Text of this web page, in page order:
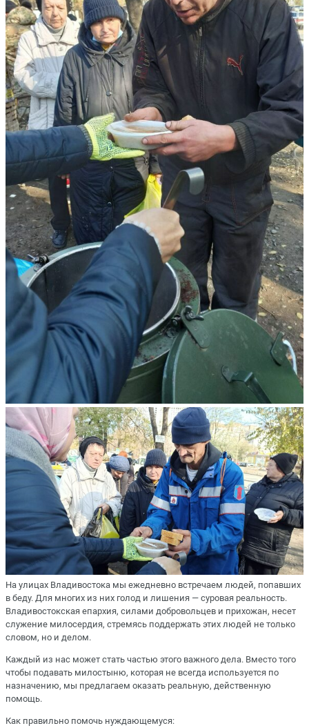
На улицах Владивостока мы ежедневно встречаем людей, попавших
в беду. Для многих из них голод и лишения — суровая реальность.
Владивостокская епархия, силами добровольцев и прихожан, несет
служение милосердия, стремясь поддержать этих людей не только
словом, но и делом.
Каждый из нас может стать частью этого важного дела. Вместо того
чтобы подавать милостыню, которая не всегда используется по
назначению, мы предлагаем оказать реальную, действенную
помощь.
Как правильно помочь нуждающемуся: